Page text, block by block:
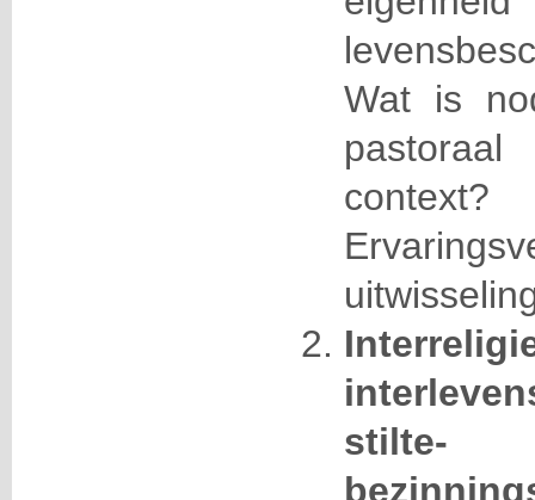
Wat is
context?